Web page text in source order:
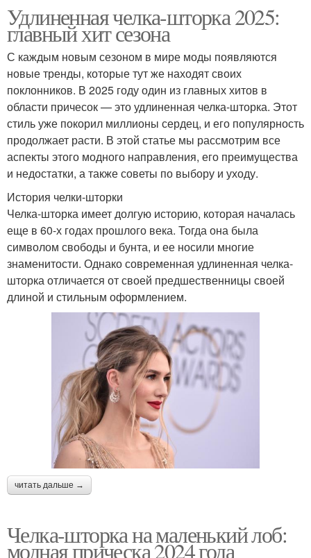
Удлиненная челка-шторка 2025:
главный хит сезона
С каждым новым сезоном в мире моды появляются
новые тренды, которые тут же находят своих
поклонников. В 2025 году один из главных хитов в
области причесок — это удлиненная челка-шторка. Этот
стиль уже покорил миллионы сердец, и его популярность
продолжает расти. В этой статье мы рассмотрим все
аспекты этого модного направления, его преимущества
и недостатки, а также советы по выбору и уходу.
История челки-шторки
Челка-шторка имеет долгую историю, которая началась
еще в 60-х годах прошлого века. Тогда она была
символом свободы и бунта, и ее носили многие
знаменитости. Однако современная удлиненная челка-
шторка отличается от своей предшественницы своей
длиной и стильным оформлением.
читать дальше →
Челка-шторка на маленький лоб:
модная прическа 2024 года